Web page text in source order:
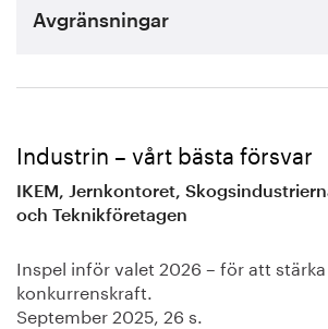
Avgränsningar
Industrin – vårt bästa försvar
IKEM, Jernkontoret,
och Teknikföretagen
Inspel inför valet 2026 – för att
konkurrenskraft.
September 2025, 26 s.